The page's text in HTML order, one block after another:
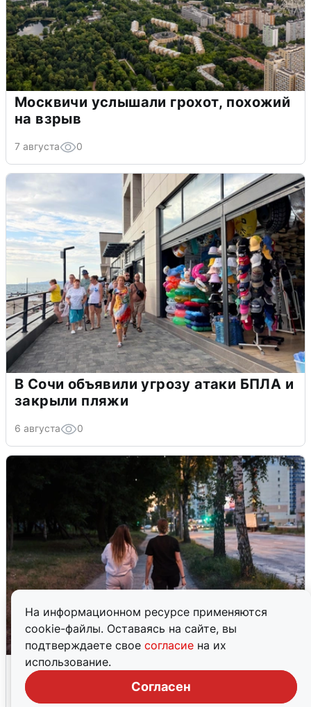
На информационном ресурсе применяются
cookie-файлы. Оставаясь на сайте, вы
подтверждаете свое согласие на их
использование.
Согласен
Москвичи услышали грохот, похожий
на взрыв
7 августа 0
В Сочи объявили угрозу атаки БПЛА и
закрыли пляжи
6 августа 0
Опубликована карта отключений
воды в Воронеже